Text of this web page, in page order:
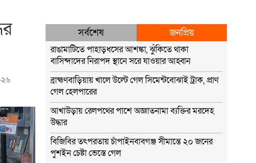
সর্বশেষ জনপ্রিয়
রাঙামাটিতে পাহাড়ধসের আশঙ্কা, ঝুঁকিতে থাকা
বাসিন্দাদের নিরাপদ স্থানে সরে যাওয়ার আহ্বান
ব্রাহ্মণবাড়িয়ায় খালে উল্টে গেল সিমেন্টবোঝাই ট্রাক, প্রাণ
গেল হেলপারের
আখাউড়ায় রেলপথের পাশে অজ্ঞাতনামা ব্যক্তির মরদেহ
উদ্ধার
বিজিবির তৎপরতায় চাঁপাইনবাবগঞ্জ সীমান্তে ২০ জনের
পুশইন চেষ্টা ভেস্তে গেল